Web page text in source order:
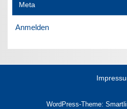
Meta
Anmelden
WordPress-Theme: